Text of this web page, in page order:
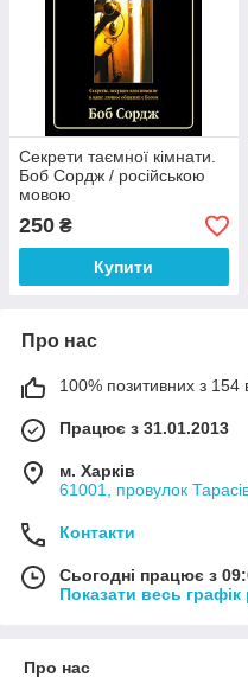
Секрети таємної кімнати.
Боб Сордж / російською
мовою
250 ₴
Купити
Про нас
100% позитивних з 154
Працює з 31.01.2013
м. Харків
61001, провулок
Контакти
Сьогодні працює з
Показати весь графік
Про нас